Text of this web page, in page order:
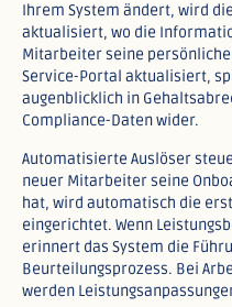
Ihrem System ändert, wird
aktualisiert, wo die
Mitarbeiter seine
Service-Portal aktualisiert,
augenblicklich in
Compliance-Daten wider.​
Automatisierte Auslöser
neuer Mitarbeiter seine
hat, wird automatisch die
eingerichtet. Wenn
erinnert das System die
Beurteilungsprozess. Bei
werden